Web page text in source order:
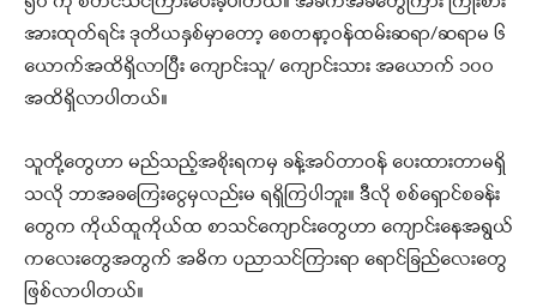
အားထုတ်ရင်း ဒုတိယနှစ်မှာတော့ စေတနာ့ဝန်ထမ်းဆရာ/ဆရာမ ၆
ယောက်အထိရှိလာပြီး ကျောင်းသူ/ ကျောင်းသား အယောက် ၁၀၀
အထိရှိလာပါတယ်။
သူတို့တွေဟာ မည်သည့်အစိုးရကမှ ခန့်အပ်တာဝန် ပေးထားတာမရှိ
သလို ဘာအခကြေးငွေမှလည်းမ ရရှိကြပါဘူး။ ဒီလို စစ်ရှောင်စခန်း
တွေက ကိုယ်ထူကိုယ်ထ စာသင်ကျောင်းတွေဟာ ကျောင်းနေအရွယ်
ကလေးတွေအတွက် အဓိက ပညာသင်ကြားရာ ရောင်ခြည်လေးတွေ
ဖြစ်လာပါတယ်။